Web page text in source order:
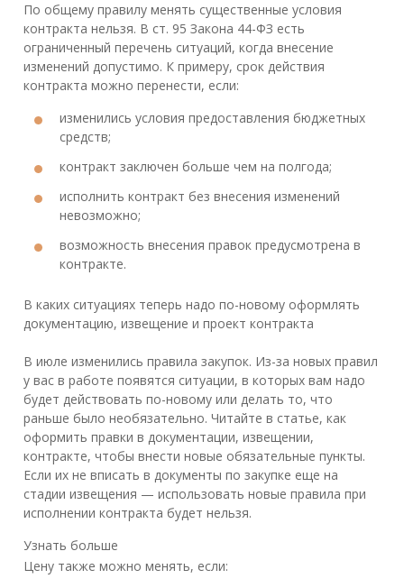
По общему правилу менять существенные условия
контракта нельзя. В ст. 95 Закона 44-ФЗ есть
ограниченный перечень ситуаций, когда внесение
изменений допустимо. К примеру, срок действия
контракта можно перенести, если:
изменились условия предоставления бюджетных
средств;
контракт заключен больше чем на полгода;
исполнить контракт без внесения изменений
невозможно;
возможность внесения правок предусмотрена в
контракте.
В каких ситуациях теперь надо по-новому оформлять
документацию, извещение и проект контракта
В июле изменились правила закупок. Из-за новых правил
у вас в работе появятся ситуации, в которых вам надо
будет действовать по-новому или делать то, что
раньше было необязательно. Читайте в статье, как
оформить правки в документации, извещении,
контракте, чтобы внести новые обязательные пункты.
Если их не вписать в документы по закупке еще на
стадии извещения — использовать новые правила при
исполнении контракта будет нельзя.
Узнать больше
Цену также можно менять, если: